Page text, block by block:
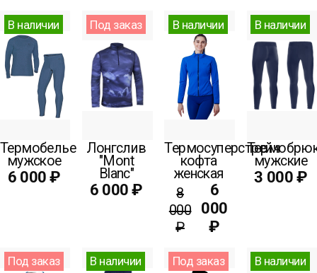
В наличии
Термобелье
мужское
6 000 ₽
Под заказ
Лонгслив
"Mont
Blanc"
6 000 ₽
В наличии
Термосуперстрейч
кофта
женская
8
000
₽
6
000
₽
В наличии
мужские
3 000 ₽
Под заказ В наличии Под заказ В наличии